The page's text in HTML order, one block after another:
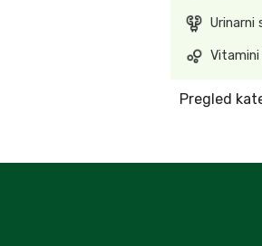
Urinarni
Vitamini
Pregled